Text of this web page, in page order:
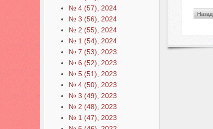
№ 4 (57), 2024
№ 3 (56), 2024
№ 2 (55), 2024
№ 1 (54), 2024
№ 7 (53), 2023
№ 6 (52), 2023
№ 5 (51), 2023
№ 4 (50), 2023
№ 3 (49), 2023
№ 2 (48), 2023
№ 1 (47), 2023
Назад